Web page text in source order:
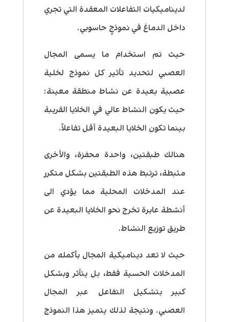
لديناميكيات التفاعلات المعقدة التي تجري
داخل الدماغ في نموذجٍ حاسوبي.
حيث تم استخدام ما يسمى المجال
العصبي لتحديد تأثير كل نموذج لخلية
عصبية بعيدة عن نشاط منطقة معينة:
حيث يكون النشاط عالي في الخلايا القريبة
بينما تكون الخلايا البعيدة أقل تفاعلاً.
هنالك طبقتين، واحدة محفزة، والأخرى
مثبطة، ترتبط هذه الطبقتين بشكل متكرر
عند المدخلات المحلية مما يؤدي الى
أنشطة عابرة تخرج نحو الخلايا البعيدة عن
طريق توزيع النشاط.
حيث لا تعد ديناميكية المجال بأكمله من
المدخلات الحسية فقط، بل يتأثر وبشكل
كبير بتشكيل التفاعل عبر المجال
العصبي. ونتيجة لذلك يتميز هذا النموذج